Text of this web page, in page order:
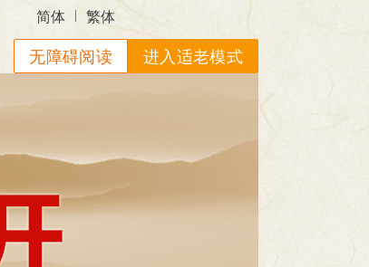
简体 繁体
进入适老模式
无障碍阅读